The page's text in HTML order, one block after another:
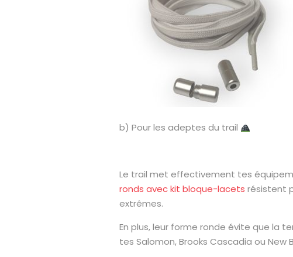
b) Pour les adeptes du trail
Le trail met effectivement tes
ronds avec kit bloque-lacets résistent
extrêmes.
En plus, leur forme ronde évite que la
tes Salomon, Brooks Cascadia ou New